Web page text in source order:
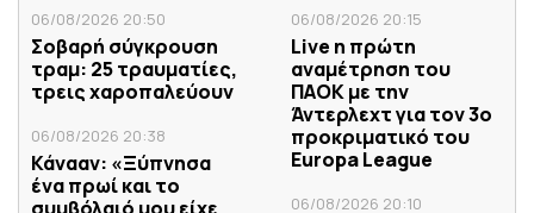
06/08/2026 20:50
Σοβαρή σύγκρουση
τραμ: 25 τραυματίες,
τρεις χαροπαλεύουν
06/08/2026 20:38
Κάνααν: «Ξύπνησα
ένα πρωί και το
06/08/2026 20:15
Live η πρώτη
αναμέτρηση του
ΠΑΟΚ με την
Άντερλεχτ για τον 3ο
προκριματικό του
Europa League
06/08/2026 20:10